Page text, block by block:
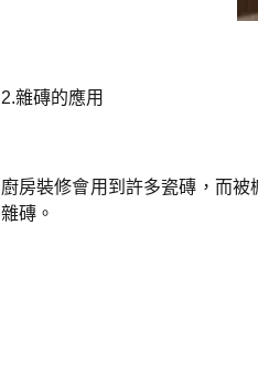
2.雜磚的應用
廚房裝修會用到許多瓷磚，而
雜磚。